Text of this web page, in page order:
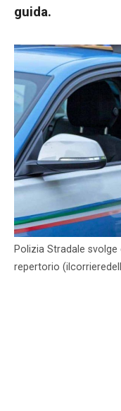
guida.
Polizia Stradale
repertorio